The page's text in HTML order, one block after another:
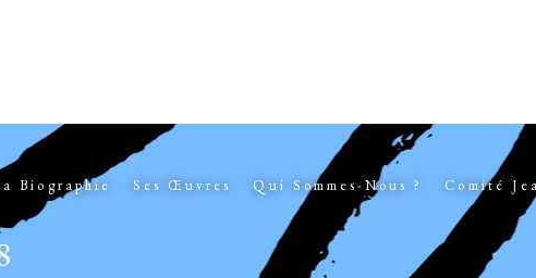
Biographie Ses Œuvres Qui Sommes-Nous ? Comité